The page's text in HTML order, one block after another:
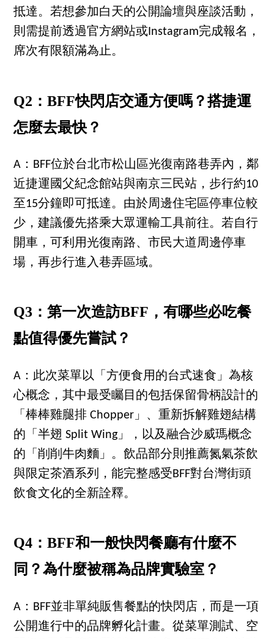
抵達。若想參加白天的公開論壇與座談活動，
則需提前透過官方網站或Instagram完成報名，
席次有限額滿為止。
Q2：BFF快閃店交通方便嗎？搭捷運
怎麼去最快？
A：BFF位於台北市松山區光復南路巷弄內，鄰
近捷運國父紀念館站與南京三民站，步行約10
至15分鐘即可抵達。由於周邊住宅區停車位較
少，建議優先搭乘大眾運輸工具前往。若自行
開車，可利用光復南路、市民大道周邊停車
場，再步行進入巷弄區域。
Q3：第一次造訪BFF，有哪些必吃餐
點值得優先嘗試？
A：此次菜單以「方便食用的台式速食」為核
心概念，其中最受矚目的包括保留骨柄設計的
「棒棒雞腿排 Chopper」、重新拆解雞翅結構
的「半翅 Split Wing」，以及融合沙威瑪概念
的「削削牛肉麵」。飲品部分則推薦氮氣茶飲
與限定茶酒系列，能完整感受BFF對台灣街頭
飲食文化的全新詮釋。
Q4：BFF和一般快閃餐廳有什麼不
同？為什麼被稱為品牌實驗室？
A：BFF並非單純販售餐點的快閃店，而是一項
公開進行中的品牌孵化計畫。從菜單測試、空